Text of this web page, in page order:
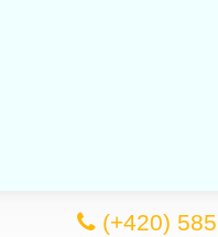
(+420)